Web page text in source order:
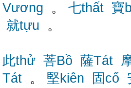
Vương 。 七thất 寶
就tựu 。
此thử 菩Bồ 薩Tát
Tát 。 堅kiên 固cố